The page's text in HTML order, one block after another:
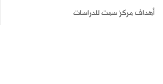
أهداف مركز سمت للدراسات